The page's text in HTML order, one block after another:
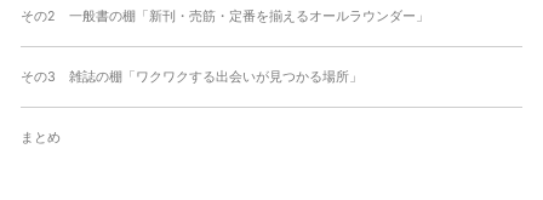
その2 一般書の棚「新刊・売筋・定番を揃えるオールラウンダー」
その3 雑誌の棚「ワクワクする出会いが見つかる場所」
まとめ